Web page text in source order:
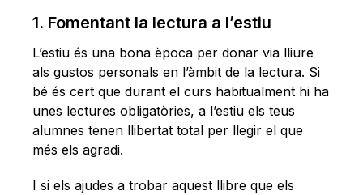
1. Fomentant la lectura a l’estiu
L’estiu és una bona època per donar via lliure
als gustos personals en l’àmbit de la lectura. Si
bé és cert que durant el curs habitualment hi ha
unes lectures obligatòries, a l’estiu els teus
alumnes tenen llibertat total per llegir el que
més els agradi.
I si els ajudes a trobar aquest llibre que els